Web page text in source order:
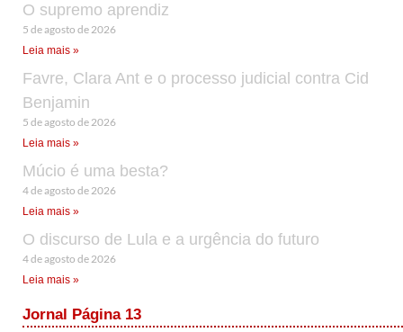
O supremo aprendiz
5 de agosto de 2026
Leia mais »
Favre, Clara Ant e o processo judicial contra Cid
Benjamin
5 de agosto de 2026
Leia mais »
Múcio é uma besta?
4 de agosto de 2026
Leia mais »
O discurso de Lula e a urgência do futuro
4 de agosto de 2026
Leia mais »
Jornal Página 13